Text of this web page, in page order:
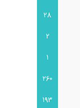
28
2
1
260
193